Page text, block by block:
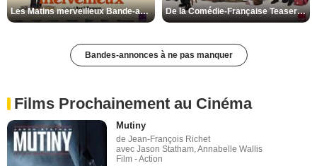
Les Matins merveilleux Bande-annonce VF De la Comédie-Française Teaser VF
Bandes-annonces à ne pas manquer
Films Prochainement au Cinéma
Mutiny
de Jean-François Richet
avec Jason Statham, Annabelle Wallis
Film - Action